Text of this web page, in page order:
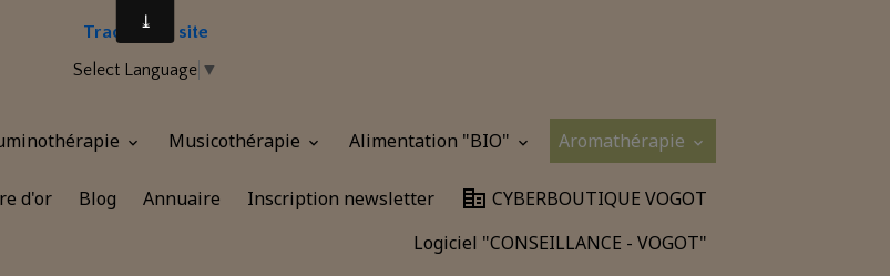
Traduire le site
Select Language ▼
Musicothérapie Alimentation "BIO" Aromathérapie
d'or Blog Annuaire Inscription newsletter
CYBERBOUTIQUE VOGOT
Logiciel "CONSEILLANCE - VOGOT"